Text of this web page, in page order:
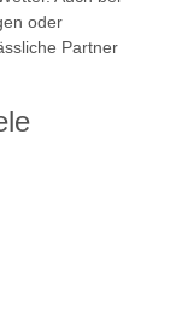
oder
Partner